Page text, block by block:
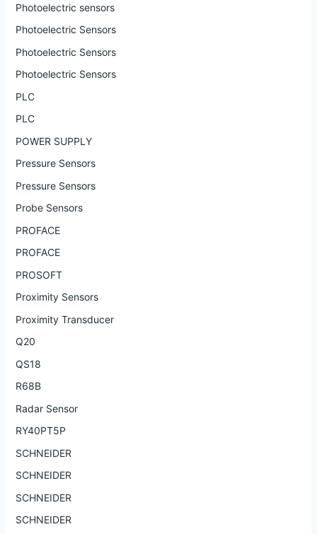
Photoelectric sensors
Photoelectric Sensors
Photoelectric Sensors
Photoelectric Sensors
PLC
PLC
POWER SUPPLY
Pressure Sensors
Pressure Sensors
Probe Sensors
PROFACE
PROFACE
PROSOFT
Proximity Sensors
Proximity Transducer
Q20
QS18
R68B
Radar Sensor
RY40PT5P
SCHNEIDER
SCHNEIDER
SCHNEIDER
SCHNEIDER